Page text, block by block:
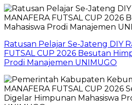
Ratusan Pelajar Se-Jateng DIY
FUTSAL CUP 2026 Besutan
Prodi Manajemen UNIMUGO